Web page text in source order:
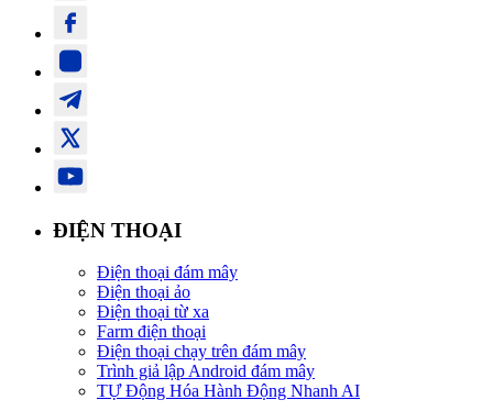
ĐIỆN THOẠI
Điện thoại đám mây
Điện thoại ảo
Điện thoại từ xa
Farm điện thoại
Điện thoại chạy trên đám mây
Trình giả lập Android đám mây
TỰ Động Hóa Hành Động Nhanh AI